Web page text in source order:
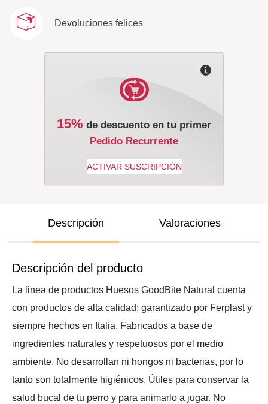
Devoluciones felices
15% de descuento en tu primer
Pedido Recurrente
Descripción Valoraciones
Descripción del producto
La linea de productos Huesos GoodBite Natural cuenta
con productos de alta calidad: garantizado por Ferplast y
siempre hechos en Italia. Fabricados a base de
ingredientes naturales y respetuosos por el medio
ambiente. No desarrollan ni hongos ni bacterias, por lo
tanto son totalmente higiénicos. Útiles para conservar la
salud bucal de tu perro y para animarlo a jugar. No